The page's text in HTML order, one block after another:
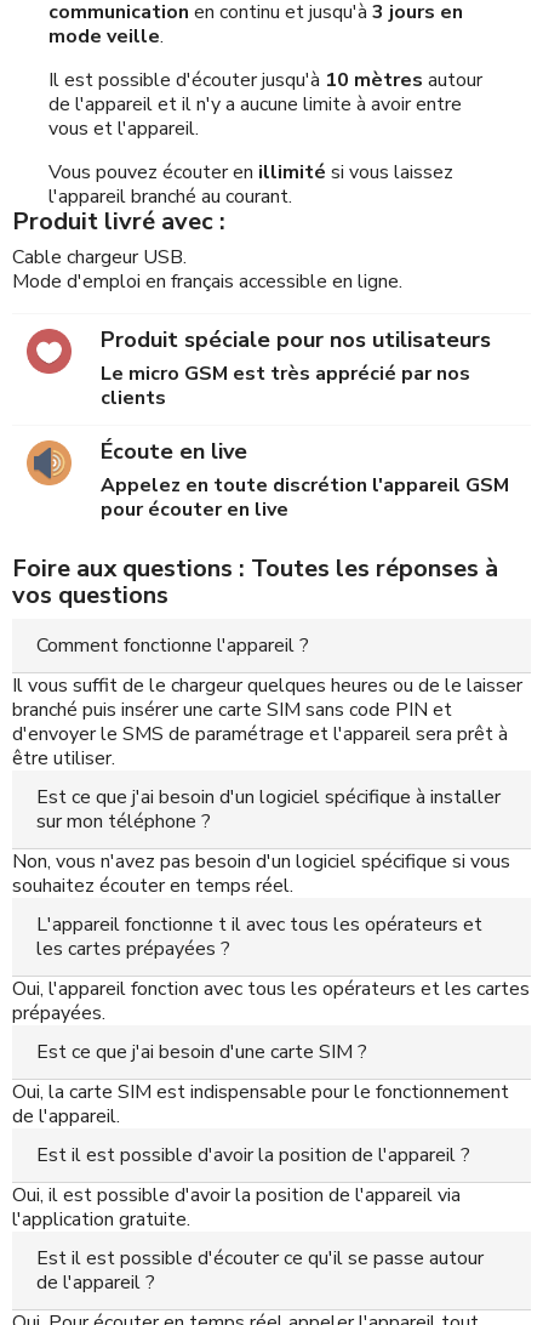
communication en continu et jusqu'à 3 jours en
mode veille.
Il est possible d'écouter jusqu'à 10 mètres autour
de l'appareil et il n'y a aucune limite à avoir entre
vous et l'appareil.
Vous pouvez écouter en illimité si vous laissez
l'appareil branché au courant.
Produit livré avec :
Cable chargeur USB.
Mode d'emploi en français accessible en ligne.
Produit spéciale pour nos utilisateurs
Le micro GSM est très apprécié par nos
clients
Écoute en live
Appelez en toute discrétion l'appareil GSM
pour écouter en live
Foire aux questions : Toutes les réponses à
vos questions
Comment fonctionne l'appareil ?
Il vous suffit de le chargeur quelques heures ou de le laisser
branché puis insérer une carte SIM sans code PIN et
d'envoyer le SMS de paramétrage et l'appareil sera prêt à
être utiliser.
Est ce que j'ai besoin d'un logiciel spécifique à installer
sur mon téléphone ?
Non, vous n'avez pas besoin d'un logiciel spécifique si vous
souhaitez écouter en temps réel.
L'appareil fonctionne t il avec tous les opérateurs et
les cartes prépayées ?
Oui, l'appareil fonction avec tous les opérateurs et les cartes
prépayées.
Est ce que j'ai besoin d'une carte SIM ?
Oui, la carte SIM est indispensable pour le fonctionnement
de l'appareil.
Est il est possible d'avoir la position de l'appareil ?
Oui, il est possible d'avoir la position de l'appareil via
l'application gratuite.
Est il est possible d'écouter ce qu'il se passe autour
de l'appareil ?